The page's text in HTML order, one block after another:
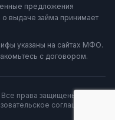
предложения
выдаче займа принимает
указаны на сайтах МФО.
с договором.
права защищены
соглашение